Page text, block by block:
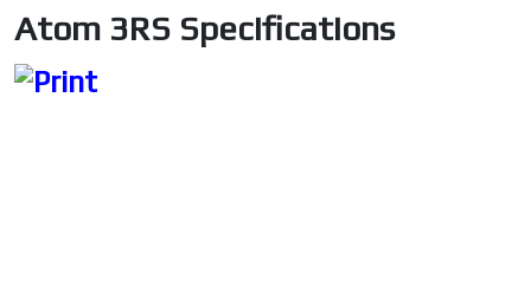
Atom 3RS Specifications